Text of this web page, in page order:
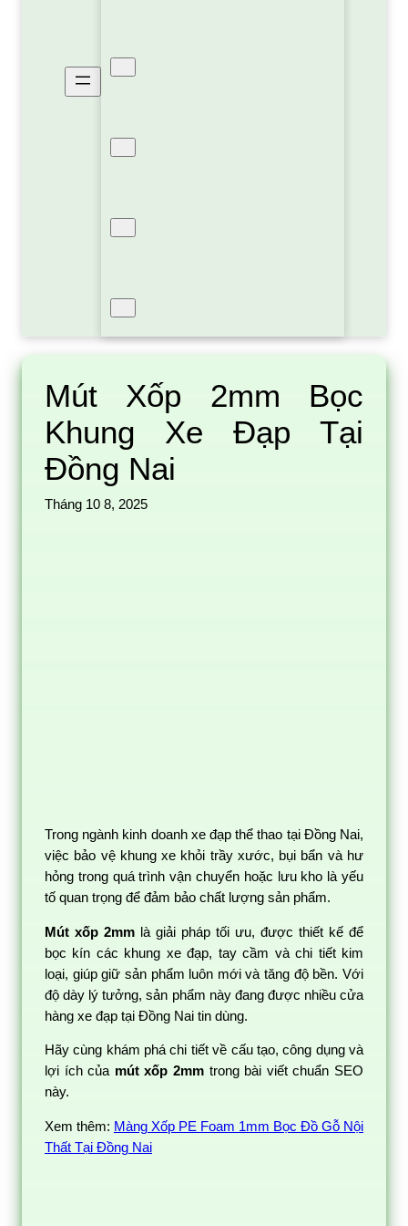
Mút Xốp 2mm Bọc
Khung Xe Đạp Tại
Đồng Nai
Tháng 10 8, 2025
Trong ngành kinh doanh xe đạp thể thao tại Đồng Nai,
việc bảo vệ khung xe khỏi trầy xước, bụi bẩn và hư
hỏng trong quá trình vận chuyển hoặc lưu kho là yếu
tố quan trọng để đảm bảo chất lượng sản phẩm.
Mút xốp 2mm là giải pháp tối ưu, được thiết kế để
bọc kín các khung xe đạp, tay cầm và chi tiết kim
loại, giúp giữ sản phẩm luôn mới và tăng độ bền. Với
độ dày lý tưởng, sản phẩm này đang được nhiều cửa
hàng xe đạp tại Đồng Nai tin dùng.
Hãy cùng khám phá chi tiết về cấu tạo, công dụng và
lợi ích của mút xốp 2mm trong bài viết chuẩn SEO
này.
Xem thêm: Màng Xốp PE Foam 1mm Bọc Đồ Gỗ Nội
Thất Tại Đồng Nai